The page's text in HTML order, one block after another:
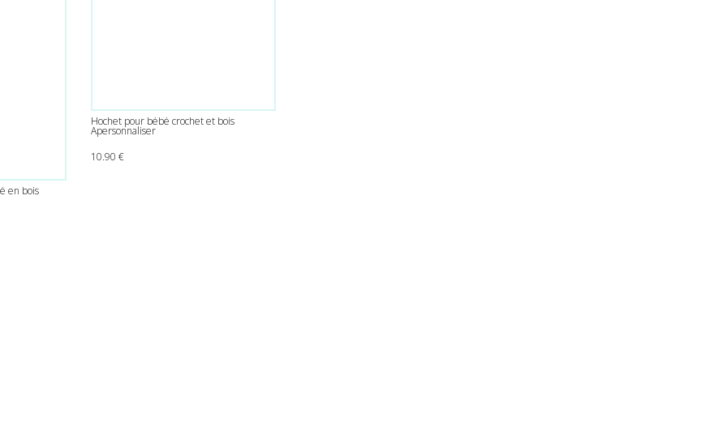
en bois
Hochet pour bébé crochet et bois
Apersonnaliser
10.90€